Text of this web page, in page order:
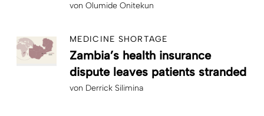
von Olumide Onitekun
MEDICINE SHORTAGE
Zambia’s health insurance
dispute leaves patients stranded
von Derrick Silimina